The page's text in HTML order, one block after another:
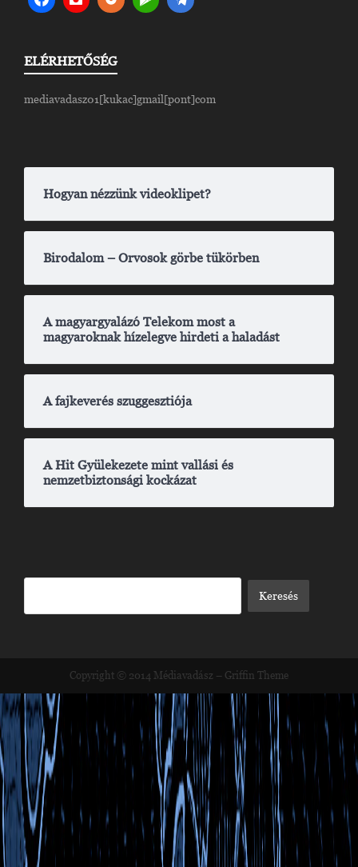
ELÉRHETŐSÉG
mediavadasz01[kukac]gmail[pont]com
Hogyan nézzünk videoklipet?
Birodalom – Orvosok görbe tükörben
A magyargyalázó Telekom most a
magyaroknak hízelegve hirdeti a haladást
A fajkeverés szuggesztiója
A Hit Gyülekezete mint vallási és
nemzetbiztonsági kockázat
Copyright © 2014 Médiavadász – Griffin Theme